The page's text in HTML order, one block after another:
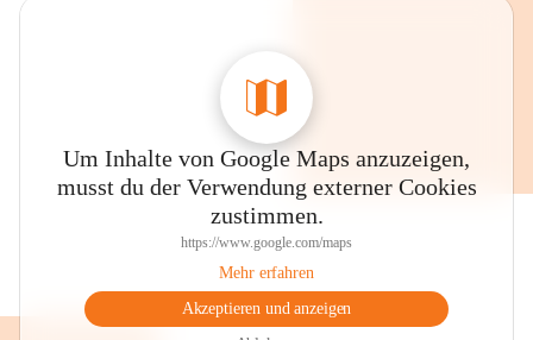
Um Inhalte von Google Maps anzuzeigen,
musst du der Verwendung externer Cookies
zustimmen.
https://www.google.com/maps
Mehr erfahren
Akzeptieren und anzeigen